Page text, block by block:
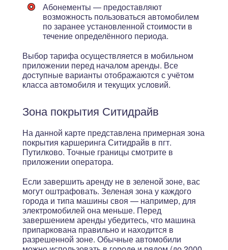
Абонементы — предоставляют
возможность пользоваться автомобилем
по заранее установленной стоимости в
течение определённого периода.
Выбор тарифа осуществляется в мобильном
приложении перед началом аренды. Все
доступные варианты отображаются с учётом
класса автомобиля и текущих условий.
Зона покрытия Ситидрайв
На данной карте представлена примерная зона
покрытия каршеринга Ситидрайв в пгт.
Путилково. Точные границы смотрите в
приложении оператора.
Если завершить аренду не в зеленой зоне, вас
могут оштрафовать. Зеленая зона у каждого
города и типа машины своя — например, для
электромобилей она меньше. Перед
завершением аренды убедитесь, что машина
припаркована правильно и находится в
разрешенной зоне. Обычные автомобили